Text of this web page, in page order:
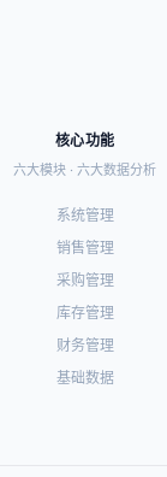
核心功能
六大模块 · 六大数据分析
系统管理
销售管理
采购管理
库存管理
财务管理
基础数据